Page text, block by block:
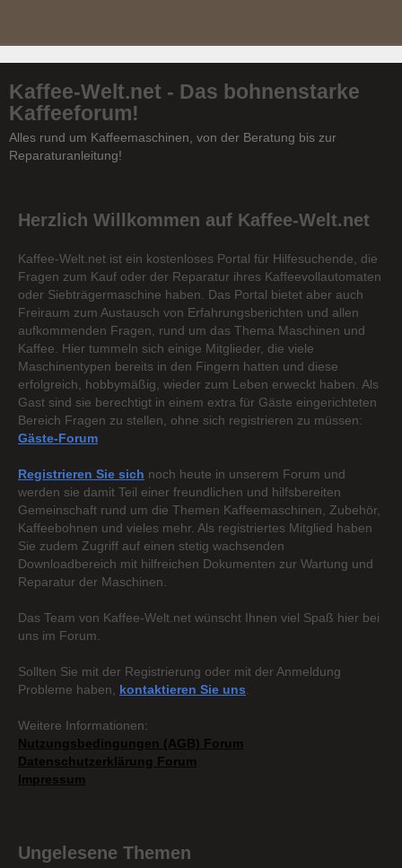
Kaffee-Welt.net - Das bohnenstarke
Kaffeeforum!
Alles rund um Kaffeemaschinen, von der Beratung bis zur
Reparaturanleitung!
Herzlich Willkommen auf Kaffee-Welt.net
Kaffee-Welt.net ist ein kostenloses Portal für Hilfesuchende, die
Fragen zum Kauf oder der Reparatur ihres Kaffeevollautomaten
oder Siebträgermaschine haben. Das Portal bietet aber auch
Freiraum zum Austausch von Erfahrungsberichten und allen
aufkommenden Fragen, rund um das Thema Maschinen und
Kaffee. Hier tummeln sich einige Mitglieder, die viele
Maschinentypen bereits in den Fingern hatten und diese
erfolgreich, hobbymäßig, wieder zum Leben erweckt haben. Als
Gast sind sie berechtigt in einem extra für Gäste eingerichteten
Bereich Fragen zu stellen, ohne sich registrieren zu müssen:
Gäste-Forum
Registrieren Sie sich noch heute in unserem Forum und
werden sie damit Teil einer freundlichen und hilfsbereiten
Gemeinschaft rund um die Themen Kaffeemaschinen, Zubehör,
Kaffeebohnen und vieles mehr. Als registriertes Mitglied haben
Sie zudem Zugriff auf einen stetig wachsenden
Downloadbereich mit hilfreichen Dokumenten zur Wartung und
Reparatur der Maschinen.
Das Team von Kaffee-Welt.net wünscht Ihnen viel Spaß hier bei
uns im Forum.
Sollten Sie mit der Registrierung oder mit der Anmeldung
Probleme haben, kontaktieren Sie uns
Weitere Informationen:
Nutzungsbedingungen (AGB) Forum
Datenschutzerklärung Forum
Impressum
Ungelesene Themen